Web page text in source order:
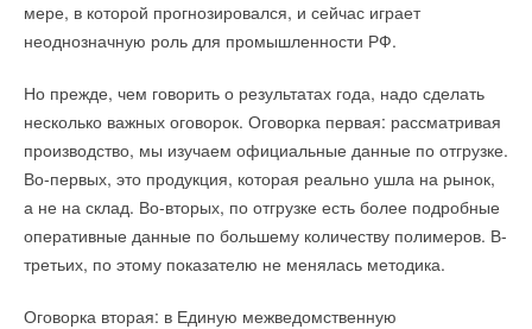
мере, в которой прогнозировался, и сейчас играет
неоднозначную роль для промышленности РФ.
Но прежде, чем говорить о результатах года, надо сделать
несколько важных оговорок. Оговорка первая: рассматривая
производство, мы изучаем официальные данные по отгрузке.
Во-первых, это продукция, которая реально ушла на рынок,
а не на склад. Во-вторых, по отгрузке есть более подробные
оперативные данные по большему количеству полимеров. В-
третьих, по этому показателю не менялась методика.
Оговорка вторая: в Единую межведомственную
оператор системы маркировки «Честный знак» — Центр
развития перспективных технологий (ЦРПТ) предоставит
Кроме того, Минэкономразвития поддержало проведение
в стране и эксперимента по маркировке отдельных видов
строительных материалов в потребительской упаковке.
В конце декабря Минпромторг предлагал начать с 1 апреля
2024 года эксперимент по маркировке отдельных видов
центрального отопления и отопительных конвекторов. При